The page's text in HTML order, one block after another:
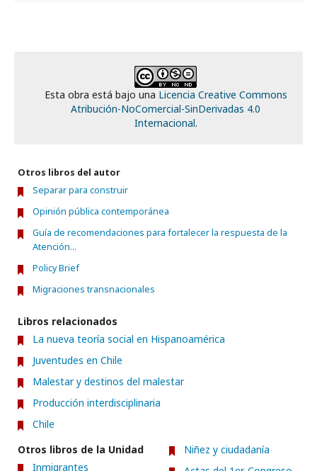
Esta obra está bajo una Licencia Creative Commons
Atribución-NoComercial-SinDerivadas 4.0
Internacional.
Otros libros del autor
Separar para construir
Opinión pública contemporánea
Guía de recomendaciones para fortalecer la respuesta de la
Atención...
Policy Brief
Migraciones transnacionales
Libros relacionados
La nueva teoría social en Hispanoamérica
Juventudes en Chile
Malestar y destinos del malestar
Producción interdisciplinaria
Chile
Otros libros de la Unidad
Inmigrantes
Niñez y ciudadanía